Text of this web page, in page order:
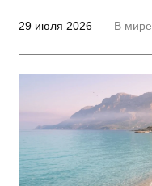
29 июля 2026 В мире